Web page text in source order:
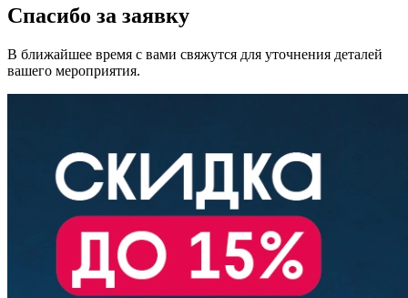
Спасибо за заявку
В ближайшее время с вами свяжутся для уточнения деталей
вашего мероприятия.